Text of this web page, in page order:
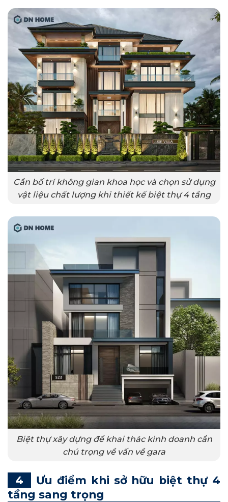
Cần bố trí không gian khoa học và chọn sử dụng
vật liệu chất lượng khi thiết kế biệt thự 4 tầng
Biệt thự xây dựng để khai thác kinh doanh cần
chú trọng về vấn về gara
Ưu điểm khi sở hữu biệt thự 4
tầng sang trọng